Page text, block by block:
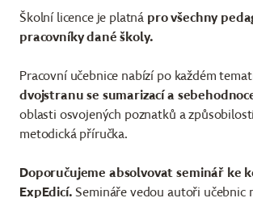
Školní licence je platná pro všechny
pracovníky dané školy.
Pracovní učebnice nabízí po každém
dvojstranu se sumarizací a
oblasti osvojených poznatků a
metodická příručka.
Doporučujeme absolvovat seminář ke
ExpEdicí. Semináře vedou autoři učebnic